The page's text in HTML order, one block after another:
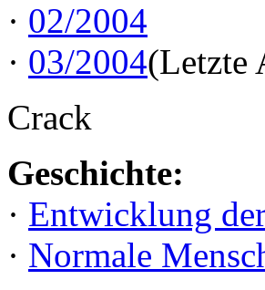
· 02/2004
· 03/2004(Letzte
Crack
Geschichte:
· Entwicklung
· Normale